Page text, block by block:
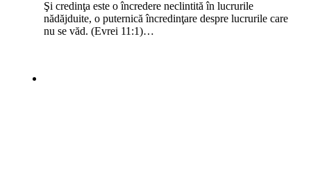
Şi credinţa este o încredere neclintită în lucrurile
nădăjduite, o puternică încredinţare despre lucrurile care
nu se văd. (Evrei 11:1)…